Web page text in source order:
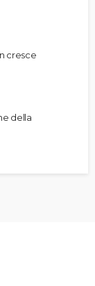
cresce
della